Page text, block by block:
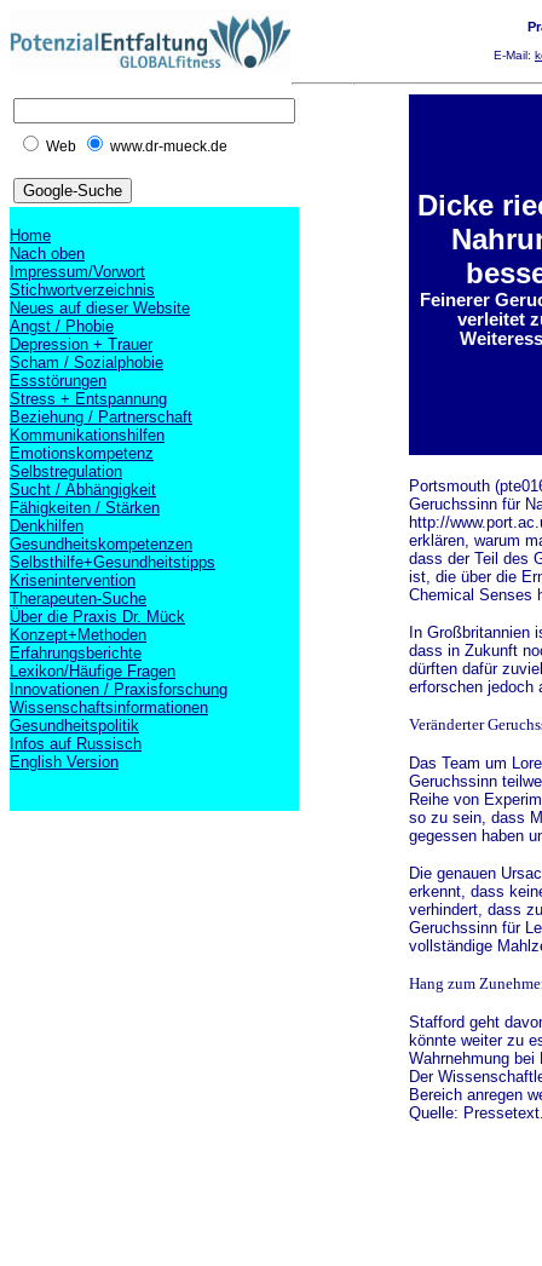
E-Mail:
Web www.dr-mueck.de
Home
Nach oben
Impressum/Vorwort
Stichwortverzeichnis
Neues auf dieser Website
Angst / Phobie
Depression + Trauer
Scham / Sozialphobie
Essstörungen
Stress + Entspannung
Beziehung / Partnerschaft
Kommunikationshilfen
Emotionskompetenz
Selbstregulation
Sucht / Abhängigkeit
Fähigkeiten / Stärken
Denkhilfen
Gesundheitskompetenzen
Selbsthilfe+Gesundheitstipps
Krisenintervention
Therapeuten-Suche
Über die Praxis Dr. Mück
Konzept+Methoden
Erfahrungsberichte
Lexikon/Häufige Fragen
Innovationen / Praxisforschung
Wissenschaftsinformationen
Gesundheitspolitik
Infos auf Russisch
English Version
Dicke
Feinerer
verleitet
Portsmouth
Geruchssinn für
http://
erklären, warum
dass der Teil des
ist, die über die
Chemical Senses
In Großbritannien
dass in Zukunft
dürften dafür
erforschen jedoch
Veränderter
Das Team um
Geruchssinn
Reihe von
so zu sein, dass
gegessen haben
Die genauen
erkennt, dass
verhindert, dass
Geruchssinn für
vollständige
Hang zum
Stafford geht
könnte weiter zu
Wahrnehmung
Der
Bereich anregen
Quelle: